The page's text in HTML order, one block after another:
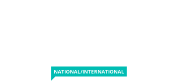
NATIONAL/INTERNATIONAL